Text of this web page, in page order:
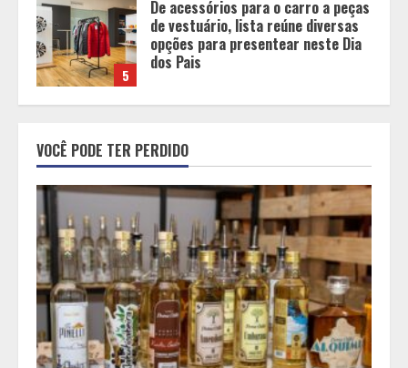
1
BH será a Capital da Cachaça com a
Expocachaça
2
Cristo Redentor se iluminou na cor
laranja
3
A ordem dos alimentos importa.
Mas nem sempre da mesma forma
VOCÊ PODE TER PERDIDO